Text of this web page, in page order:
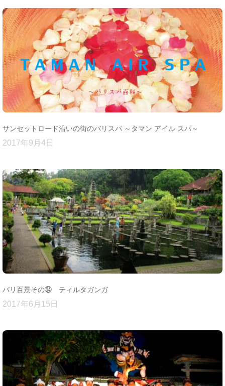
サンセットロード沿いの街のバリスパ ～タマン アイル スパ～
2017年9月4日
バリ百景その㉞ ティルタガンガ
2017年6月15日